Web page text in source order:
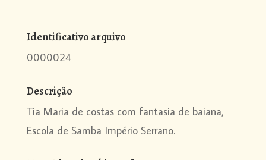
Identificativo arquivo
0000024
Descrição
Tia Maria de costas com fantasia de baiana,
Escola de Samba Império Serrano.